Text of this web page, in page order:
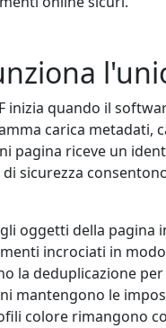
inizia quando il
carica metadati,
pagina riceve un
di sicurezza
oggetti della pagina
incrociati in
la deduplicazione
mantengono le
colore rimangono